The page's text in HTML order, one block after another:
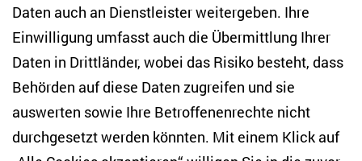
info(at)zois-berlin(dot)de
NEWSLETTER
E-Mail-Adresse eingeben*
Daten auch an Dienstleister weitergeben. Ihre
Einwilligung umfasst auch die Übermittlung Ihrer
Daten in Drittländer, wobei das Risiko besteht, dass
Behörden auf diese Daten zugreifen und sie
auswerten sowie Ihre Betroffenenrechte nicht
durchgesetzt werden könnten. Mit einem Klick auf